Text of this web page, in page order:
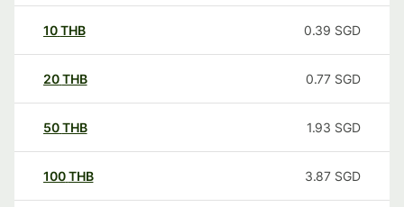
10THB 0.39 SGD
20THB 0.77 SGD
50THB 1.93 SGD
100THB 3.87 SGD